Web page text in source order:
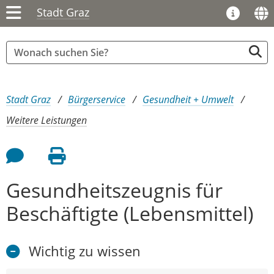
Stadt Graz
Sie sind hier:
Stadt Graz Bürgerservice
Gesundheit + Umwelt
Weitere Leistungen
Feedback an Autor
Seite drucken
Gesundheitszeugnis für
Beschäftigte (Lebensmittel)
Wichtig zu wissen